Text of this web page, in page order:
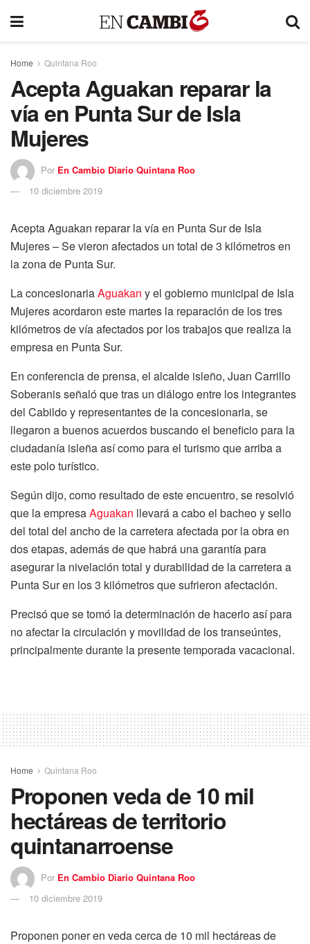
Home Quintana Roo
Acepta Aguakan reparar la
vía en Punta Sur de Isla
Mujeres
Por En Cambio Diario Quintana Roo
10 diciembre 2019
Acepta Aguakan reparar la vía en Punta Sur de Isla
Mujeres – Se vieron afectados un total de 3 kilómetros en
la zona de Punta Sur.
La concesionariaAguakan y el gobierno municipal de Isla
Mujeres acordaron este martes la reparación de los tres
kilómetros de vía afectados por los trabajos que realiza la
empresa en Punta Sur.
En conferencia de prensa, el alcalde isleño, Juan Carrillo
Soberanis señaló que tras un diálogo entre los integrantes
del Cabildo y representantes de la concesionaria, se
llegaron a buenos acuerdos buscando el beneficio para la
ciudadanía isleña así como para el turismo que arriba a
este polo turístico.
Según dijo, como resultado de este encuentro, se resolvió
que la empresaAguakan llevará a cabo el bacheo y sello
del total del ancho de la carretera afectada por la obra en
dos etapas, además de que habrá una garantía para
asegurar la nivelación total y durabilidad de la carretera a
Punta Sur en los 3 kilómetros que sufrieron afectación.
Precisó que se tomó la determinación de hacerlo así para
no afectar la circulación y movilidad de los transeúntes,
principalmente durante la presente temporada vacacional.
Home Quintana Roo
Proponen veda de 10 mil
hectáreas de territorio
quintanarroense
Por En Cambio Diario Quintana Roo
10 diciembre 2019
Proponen poner en veda cerca de 10 mil hectáreas de